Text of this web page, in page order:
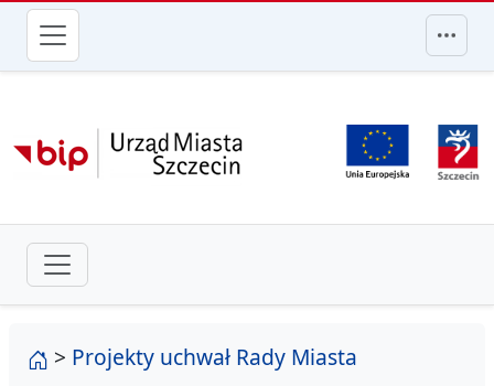
przejdź do głównego menu
strona główna
> Projekty uchwał Rady Miasta